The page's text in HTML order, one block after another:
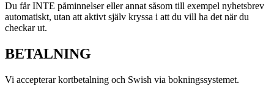
Du får INTE påminnelser eller annat såsom till exempel nyhetsbrev
automatiskt, utan att aktivt själv kryssa i att du vill ha det när du
checkar ut.
BETALNING
Vi accepterar kortbetalning och Swish via bokningssystemet.